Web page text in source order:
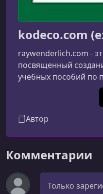
kodeco.com
raywenderlich.com -
посвященный
учебных пособий
гордимся созданием
учебных пособий
проходит три раунда
публикацией, чтобы
обеспечивает
Автор
Комментарии
Комментарий